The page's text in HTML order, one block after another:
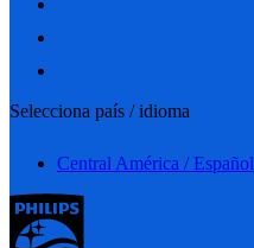
Selecciona país / idioma
Central América / Español